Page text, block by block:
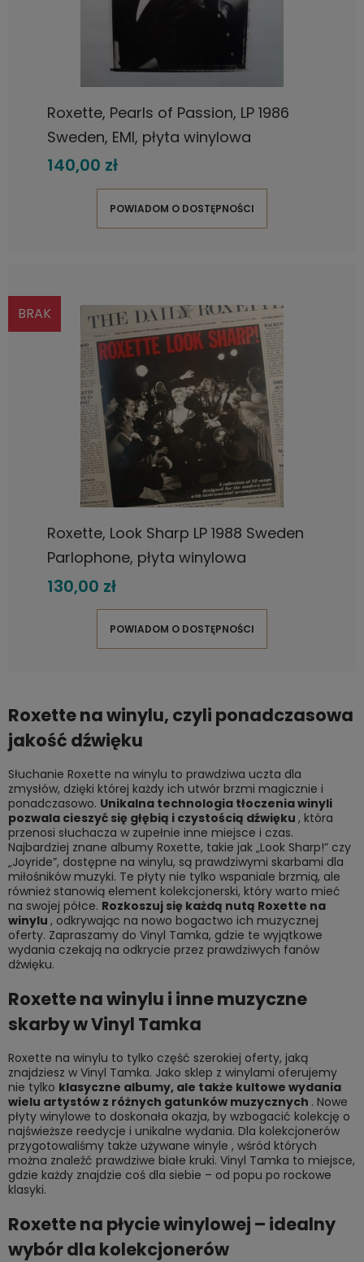
Roxette, Pearls of Passion, LP 1986
Sweden, EMI, płyta winylowa
140,00 zł
POWIADOM O DOSTĘPNOŚCI
Roxette, Look Sharp LP 1988 Sweden
Parlophone, płyta winylowa
130,00 zł
POWIADOM O DOSTĘPNOŚCI
BRAK
Roxette na winylu, czyli ponadczasowa
jakość dźwięku
Słuchanie Roxette na winylu to prawdziwa uczta dla
zmysłów, dzięki której każdy ich utwór brzmi magicznie i
ponadczasowo. Unikalna technologia tłoczenia winyli
pozwala cieszyć się głębią i czystością dźwięku , która
przenosi słuchacza w zupełnie inne miejsce i czas.
Najbardziej znane albumy Roxette, takie jak „Look Sharp!” czy
„Joyride”, dostępne na winylu, są prawdziwymi skarbami dla
miłośników muzyki. Te płyty nie tylko wspaniale brzmią, ale
również stanowią element kolekcjonerski, który warto mieć
na swojej półce. Rozkoszuj się każdą nutą Roxette na
winylu , odkrywając na nowo bogactwo ich muzycznej
oferty. Zapraszamy do Vinyl Tamka, gdzie te wyjątkowe
wydania czekają na odkrycie przez prawdziwych fanów
dźwięku.
Roxette na winylu i inne muzyczne
skarby w Vinyl Tamka
Roxette na winylu to tylko część szerokiej oferty, jaką
znajdziesz w Vinyl Tamka. Jako sklep z winylami oferujemy
nie tylko klasyczne albumy, ale także kultowe wydania
wielu artystów z różnych gatunków muzycznych . Nowe
płyty winylowe to doskonała okazja, by wzbogacić kolekcję o
najświeższe reedycje i unikalne wydania. Dla kolekcjonerów
przygotowaliśmy także używane winyle , wśród których
można znaleźć prawdziwe białe kruki. Vinyl Tamka to miejsce,
gdzie każdy znajdzie coś dla siebie – od popu po rockowe
klasyki.
Roxette na płycie winylowej – idealny
wybór dla kolekcjonerów